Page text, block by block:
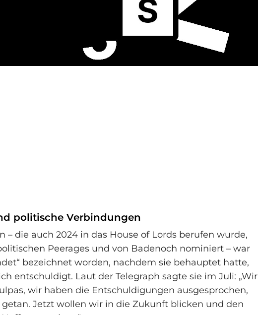
politische Verbindungen
– die auch 2024 in das House of Lords berufen wurde,
Peerages und von Badenoch nominiert – war
bezeichnet worden, nachdem sie behauptet hatte,
entschuldigt. Laut der Telegraph sagte sie im Juli: „Wir
wir haben die Entschuldigungen ausgesprochen,
Jetzt wollen wir in die Zukunft blicken und den